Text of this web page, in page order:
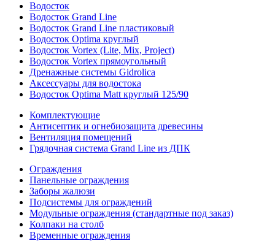
Водосток
Водосток Grand Line
Водосток Grand Line пластиковый
Водосток Optima круглый
Водосток Vortex (Lite, Mix, Project)
Водосток Vortex прямоугольный
Дренажные системы Gidrolica
Аксессуары для водостока
Водосток Optima Matt круглый 125/90
Комплектующие
Антисептик и огнебиозащита древесины
Вентиляция помещений
Грядочная система Grand Line из ДПК
Ограждения
Панельные ограждения
Заборы жалюзи
Подсистемы для ограждений
Модульные ограждения (стандартные под заказ)
Колпаки на столб
Временные ограждения